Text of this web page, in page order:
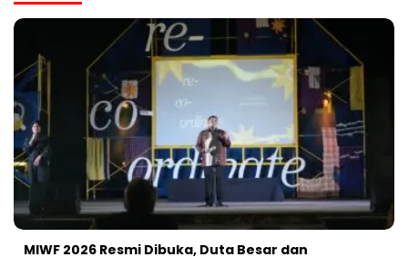
MIWF 2026 Resmi Dibuka, Duta Besar dan